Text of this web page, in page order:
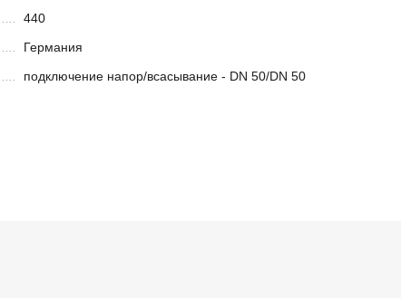
440
Германия
подключение напор/всасывание - DN 50/DN 50